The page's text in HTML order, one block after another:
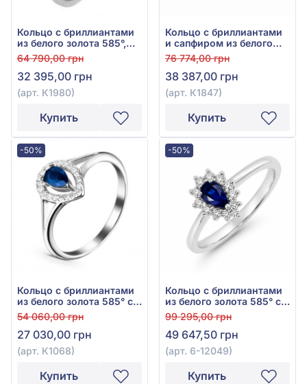
Кольцо с бриллиантами
из белого золота 585°,
сапфир 0,31ct, бриллиант
0,1ct, арт. К1980
64 790,00 грн
32 395,00 грн
(арт. К1980)
Купить
Кольцо с бриллиантами
и сапфиром из белого
золота 585°, сапфир
0,53ct, бриллиант 0,13ct,
арт. К1847
76 774,00 грн
38 387,00 грн
(арт. К1847)
Купить
-50%
Кольцо с бриллиантами
из белого золота 585° с
сапфиром 0,2ct и
бриллиантом 0,08ct, арт.
К1068
54 060,00 грн
27 030,00 грн
(арт. К1068)
Купить
-50%
Кольцо с бриллиантами
из белого золота 585° с
синим сапфиром 0,29ct
и бриллиантом 0,1ct, арт.
6-12049
99 295,00 грн
49 647,50 грн
(арт. 6-12049)
Купить